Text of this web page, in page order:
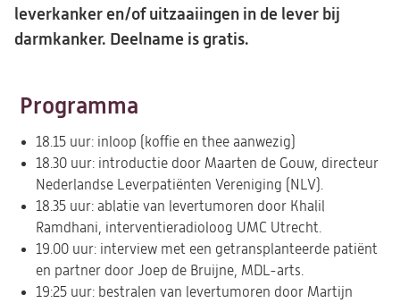
leverkanker en/of uitzaaiingen in de lever bij
darmkanker. Deelname is gratis.
Programma
18.15 uur: inloop (koffie en thee aanwezig)
18.30 uur: introductie door Maarten de Gouw, directeur
Nederlandse Leverpatiënten Vereniging (NLV).
18.35 uur: ablatie van levertumoren door Khalil
Ramdhani, interventieradioloog UMC Utrecht.
19.00 uur: interview met een getransplanteerde patiënt
en partner door Joep de Bruijne, MDL-arts.
19:25 uur: bestralen van levertumoren door Martijn